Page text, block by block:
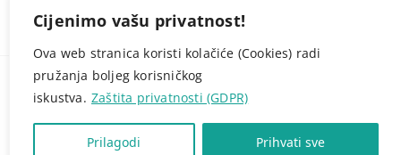
Cijenimo vašu privatnost!
Ova web stranica koristi kolačiće (Cookies) radi
pružanja boljeg korisničkog
iskustva. Zaštita privatnosti (GDPR)
Prilagodi Prihvati sve
© NAVO.HR -Zaštita privatnosti (GDPR)
Ponosno pokreće CROWEB.HOST- tvrtka za web hosting